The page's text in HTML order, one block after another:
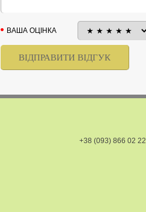
ВАША ОЦІНКА
+38 (093) 866 02 22